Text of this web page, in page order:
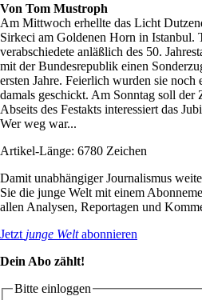
Von Tom Mustroph
Am Mittwoch erhellte das Licht
Sirkeci am Goldenen Horn in Istanbul.
verabschiedete anläßlich des 50.
mit der Bundesrepublik einen
ersten Jahre. Feierlich wurden sie noch
damals geschickt. Am Sonntag soll
Abseits des Festakts interessiert das
Wer weg war...
Artikel-Länge: 6780 Zeichen
Damit unabhängiger Journalismus
Sie die junge Welt mit einem
allen Analysen, Reportagen und
Jetzt junge Weltabonnieren
Dein Abo zählt!
Bitte einloggen